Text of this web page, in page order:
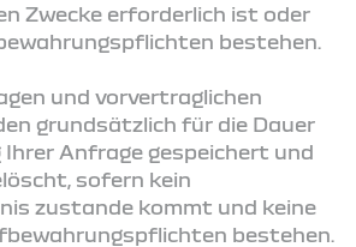
Zwecke erforderlich ist oder
bestehen.
und vorvertraglichen
grundsätzlich für die Dauer
Anfrage gespeichert und
sofern kein
zustande kommt und keine
bestehen.